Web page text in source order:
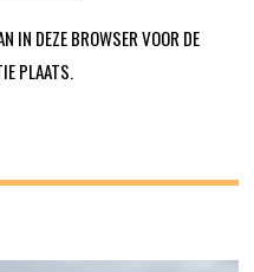
IN DEZE BROWSER VOOR DE
PLAATS.